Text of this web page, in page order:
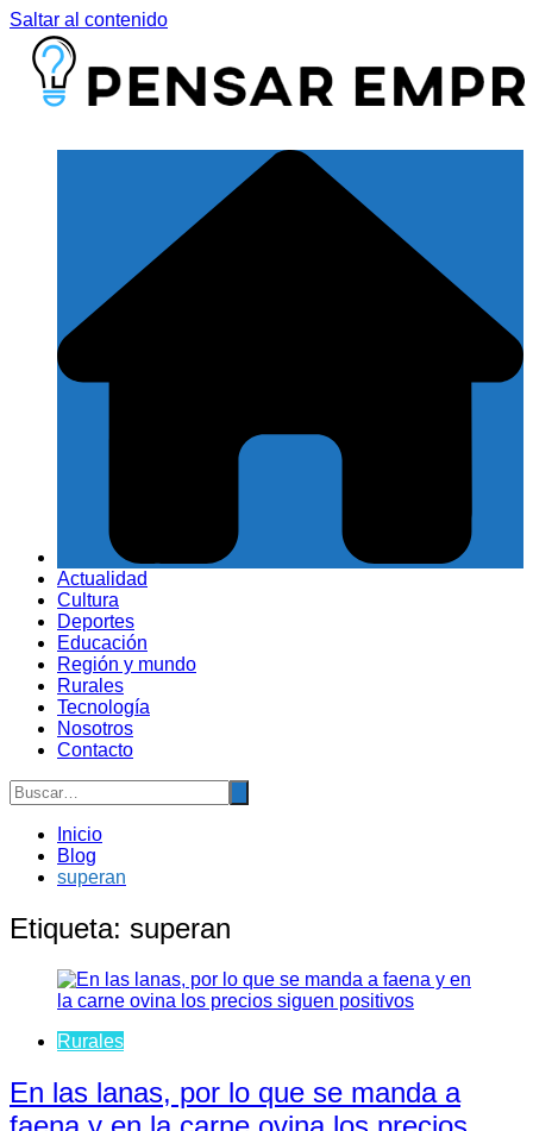
Saltar al contenido
Actualidad
Cultura
Deportes
Educación
Región y mundo
Rurales
Tecnología
Nosotros
Contacto
Inicio
Blog
superan
Etiqueta: superan
Rurales
En las lanas, por lo que se manda a